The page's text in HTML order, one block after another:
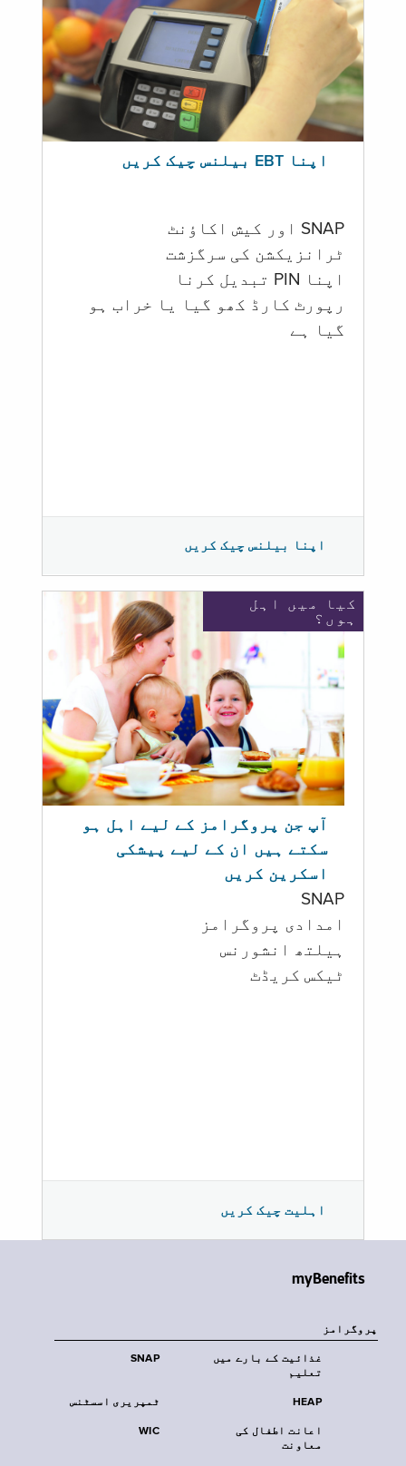
اپنا EBT بیلنس چیک کریں
SNAP اور کیش اکاؤنٹ
ٹرانزیکشن کی سرگزشت
اپنا PIN تبدیل کرنا
رپورٹ کارڈ کھو گیا یا خراب ہو
گيا ہے
اپنا بیلنس چیک کریں
کیا میں اہل
ہوں؟
آپ جن پروگرامز کے لیے اہل ہو
سکتے ہیں ان کے لیے پیشکی
اسکرین کریں
SNAP
امدادی پروگرامز
‏ہیلتھ انشورنس
ٹیکس کریڈٹ
اہلیت چیک کریں
myBenefits
پروگرامز
SNAP
غذائیت کے بارے میں
تعلیم
ٹمپریری اسسٹنس HEAP
WIC
اعانت اطفال کی
معاونت